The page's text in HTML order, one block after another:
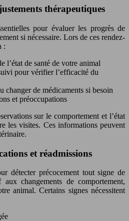
thérapeutiques
pour évaluer les progrès de
si nécessaire. Lors de ces rendez-
:
l’état de santé de votre animal
pour vérifier l’efficacité du
changer de médicaments si besoin
et préoccupations
sur le comportement et l’état
les visites. Ces informations peuvent
et réadmissions
détecter précocement tout signe de
changements de comportement,
animal. Certains signes nécessitent